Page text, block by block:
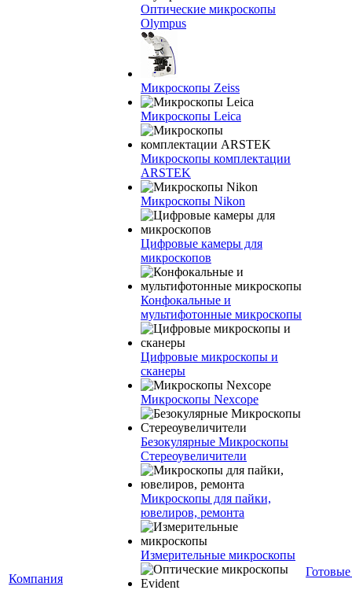
Компания
Оптические микроскопы
Olympus
Микроскопы Zeiss
Микроскопы Leica
Микроскопы комплектации
ARSTEK
Микроскопы Nikon
Цифровые камеры для
микроскопов
Конфокальные и
мультифотонные микроскопы
Цифровые микроскопы и
сканеры
Микроскопы Nexcope
Безокулярные Микроскопы
Стереоувеличители
Микроскопы для пайки,
ювелиров, ремонта
Измерительные микроскопы